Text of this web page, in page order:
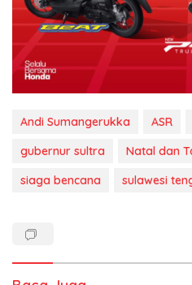
Andi Sumangerukka ASR
gubernur sultra
Natal dan
siaga bencana
sulawesi